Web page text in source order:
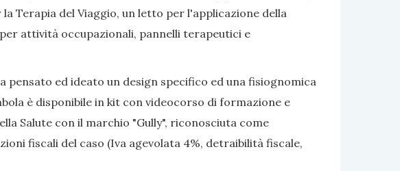
Terapia del Viaggio, un letto per l'applicazione della
attività occupazionali, pannelli terapeutici e
ed ideato un design specifico ed una fisiognomica
è disponibile in kit con videocorso di formazione e
Salute con il marchio "Gully", riconosciuta come
fiscali del caso (Iva agevolata 4%, detraibilità fiscale,